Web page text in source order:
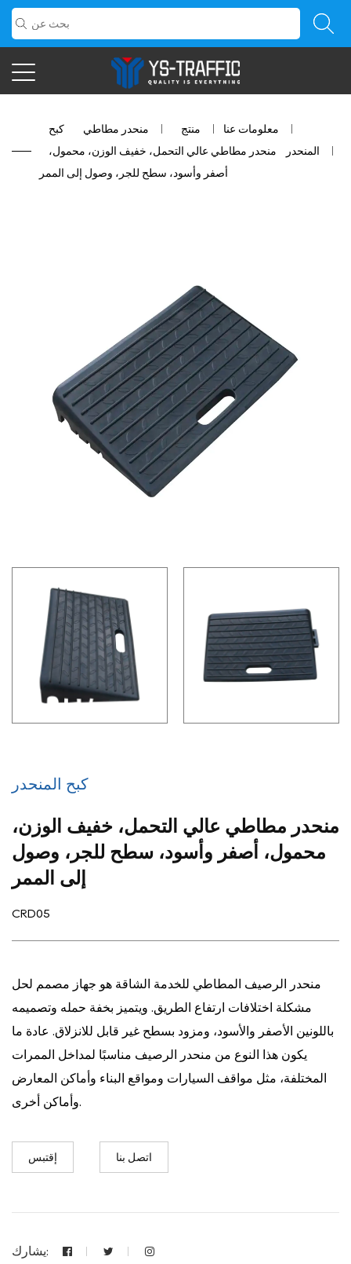
معلومات عنا منتج منحدر مطاطي كبح
المنحدر منحدر مطاطي عالي التحمل، خفيف الوزن، محمول،
أصفر وأسود، سطح للجر، وصول إلى الممر
كبح المنحدر
منحدر مطاطي عالي التحمل، خفيف الوزن،
محمول، أصفر وأسود، سطح للجر، وصول
إلى الممر
CRD05
منحدر الرصيف المطاطي للخدمة الشاقة هو جهاز مصمم لحل
مشكلة اختلافات ارتفاع الطريق. ويتميز بخفة حمله وتصميمه
باللونين الأصفر والأسود، ومزود بسطح غير قابل للانزلاق. عادة ما
يكون هذا النوع من منحدر الرصيف مناسبًا لمداخل الممرات
المختلفة، مثل مواقف السيارات ومواقع البناء وأماكن المعارض
وأماكن أخرى.
إقتبس اتصل بنا
يشارك: